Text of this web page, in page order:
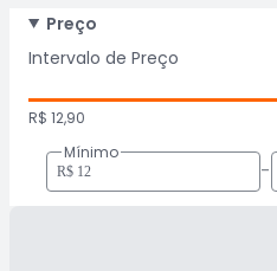
Preço
Intervalo de Preço
R$ 12,90
Mínimo
-